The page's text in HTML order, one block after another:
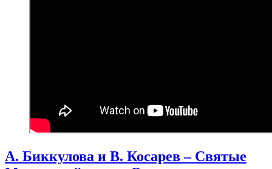
А. Биккулова и В. Косарев – Святые